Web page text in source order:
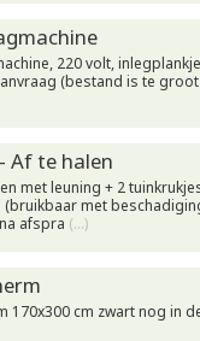
220 volt,
(bestand is te
Af te halen
met leuning + 2
(bruikbaar met
afspra (…)
170x300 cm zwart nog in